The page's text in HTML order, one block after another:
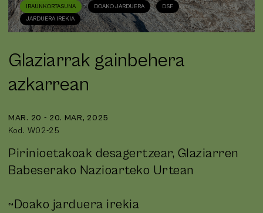
IRAUNKORTASUNA DOAKO JARDUERA
DSF
JARDUERA IREKIA
Glaziarrak gainbehera
azkarrean
MAR. 20 - 20. MAR, 2025
Kod. W02-25
Pirinioetakoak desagertzear, Glaziarren
Babeserako Nazioarteko Urtean
~Doako jarduera irekia